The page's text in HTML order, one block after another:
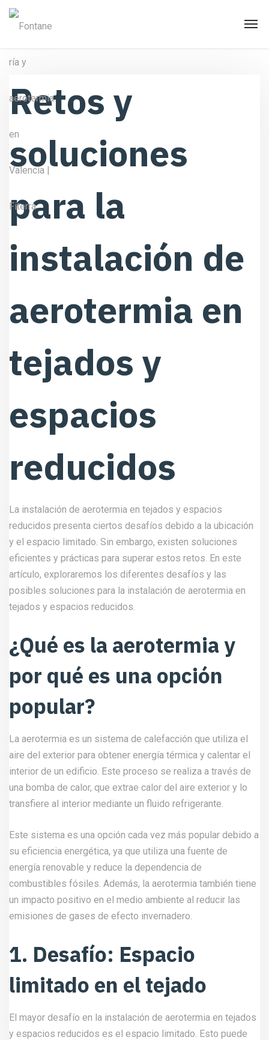
Retos y
soluciones
para la
instalación de
aerotermia en
tejados y
espacios
reducidos
La instalación de aerotermia en tejados y espacios
reducidos presenta ciertos desafíos debido a la ubicación
y el espacio limitado. Sin embargo, existen soluciones
eficientes y prácticas para superar estos retos. En este
artículo, exploraremos los diferentes desafíos y las
posibles soluciones para la instalación de aerotermia en
tejados y espacios reducidos.
¿Qué es la aerotermia y
por qué es una opción
popular?
La aerotermia es un sistema de calefacción que utiliza el
aire del exterior para obtener energía térmica y calentar el
interior de un edificio. Este proceso se realiza a través de
una bomba de calor, que extrae calor del aire exterior y lo
transfiere al interior mediante un fluido refrigerante.
Este sistema es una opción cada vez más popular debido a
su eficiencia energética, ya que utiliza una fuente de
energía renovable y reduce la dependencia de
combustibles fósiles. Además, la aerotermia también tiene
un impacto positivo en el medio ambiente al reducir las
emisiones de gases de efecto invernadero.
1. Desafío: Espacio
limitado en el tejado
El mayor desafío en la instalación de aerotermia en tejados
y espacios reducidos es el espacio limitado. Esto puede